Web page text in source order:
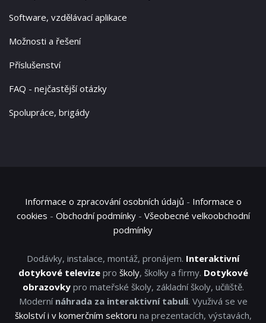
Software, vzdělávací aplikace
Možnosti a řešení
Příslušenství
FAQ - nejčastější otázky
Spolupráce, brigády
Informace o zpracování osobních údajů - Informace o
cookies - Obchodní podmínky- Všeobecné velkoobchodní
podmínky
Dodávky, instalace, montáž, pronájem. Interaktivní
dotykové televizepro školy, školky a firmy. Dotykové
obrazovkypro mateřské školy, základní školy, učiliště.
Moderní náhrada za interaktivní tabuli. Využivá se ve
školství i v komerčním sektoru na prezentacích, výstavách,